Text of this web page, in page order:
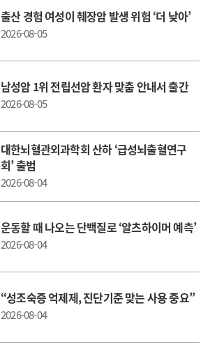
출산 경험 여성이 췌장암 발생 위험 ‘더 낮아’
2026-08-05
남성암 1위 전립선암 환자 맞춤 안내서 출간
2026-08-05
대한뇌혈관외과학회 산하 ‘급성뇌출혈연구
회’ 출범
2026-08-04
운동할 때 나오는 단백질로 ‘알츠하이머 예측’
2026-08-04
“성조숙증 억제제, 진단기준 맞는 사용 중요”
2026-08-04